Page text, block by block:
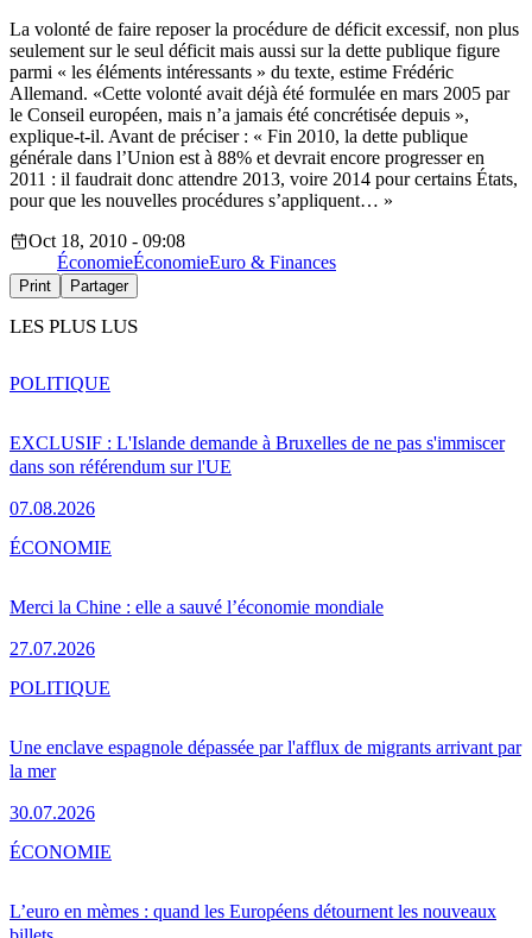
La volonté de faire reposer la procédure de déficit excessif, non plus
seulement sur le seul déficit mais aussi sur la dette publique figure
parmi « les éléments intéressants » du texte, estime Frédéric
Allemand. «Cette volonté avait déjà été formulée en mars 2005 par
le Conseil européen, mais n’a jamais été concrétisée depuis »,
explique-t-il. Avant de préciser : « Fin 2010, la dette publique
générale dans l’Union est à 88% et devrait encore progresser en
2011 : il faudrait donc attendre 2013, voire 2014 pour certains États,
pour que les nouvelles procédures s’appliquent… »
Oct 18, 2010 - 09:08
ÉconomieÉconomieEuro & Finances
Print Partager
LES PLUS LUS
EXCLUSIF : L'Islande demande à Bruxelles de ne pas s'immiscer
dans son référendum sur l'UE
07.08.2026
POLITIQUE
Merci la Chine : elle a sauvé l’économie mondiale
27.07.2026
ÉCONOMIE
Une enclave espagnole dépassée par l'afflux de migrants arrivant par
la mer
30.07.2026
POLITIQUE
L’euro en mèmes : quand les Européens détournent les nouveaux
ÉCONOMIE